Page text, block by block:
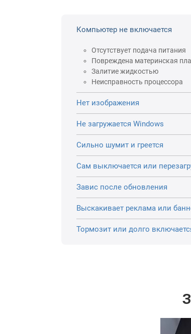
Компьютер не включается
Отсутствует подача питания
Повреждена материнская
Залитие жидкостью
Неисправность процессора
Нет изображения
Не загружается Windows
Сильно шумит и греется
Сам выключается или
Завис после обновления
Выскакивает реклама или
Тормозит или долго